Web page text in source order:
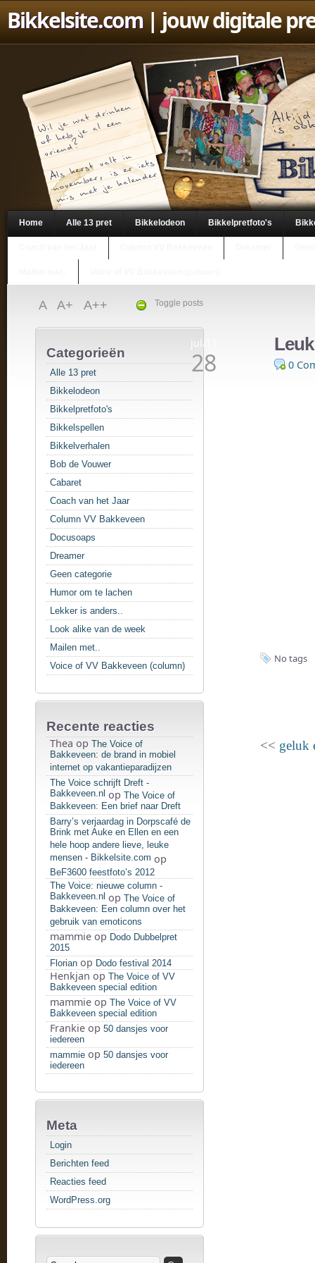
Bikkelsite.com| jouw digitale
Home Alle 13 pret Bikkelodeon Bikkelpretfoto's
Toggle posts
A A+ A++
Categorieën
Alle 13 pret
Bikkelodeon
Bikkelpretfoto's
Bikkelspellen
Bikkelverhalen
Bob de Vouwer
Cabaret
Coach van het Jaar
Column VV Bakkeveen
Docusoaps
Dreamer
Geen categorie
Humor om te lachen
Lekker is anders..
Look alike van de week
Mailen met..
Voice of VV Bakkeveen (column)
Recente reacties
Thea op The Voice of
Bakkeveen: de brand in mobiel
internet op vakantieparadijzen
The Voice schrijft Dreft -
Bakkeveen.nl op The Voice of
Bakkeveen: Een brief naar Dreft
Barry’s verjaardag in Dorpscafé de
Brink met Auke en Ellen en een
hele hoop andere lieve, leuke
mensen - Bikkelsite.com op
BeF3600 feestfoto’s 2012
The Voice: nieuwe column -
Bakkeveen.nl op The Voice of
Bakkeveen: Een column over het
gebruik van emoticons
mammie op Dodo Dubbelpret
2015
Florian op Dodo festival 2014
Henkjan op The Voice of VV
Bakkeveen special edition
mammie op The Voice of VV
Bakkeveen special edition
Frankie op 50 dansjes voor
iedereen
mammie op 50 dansjes voor
iedereen
Meta
Login
Berichten feed
Reacties feed
WordPress.org
jul/11
28 0
No tags
<< geluk